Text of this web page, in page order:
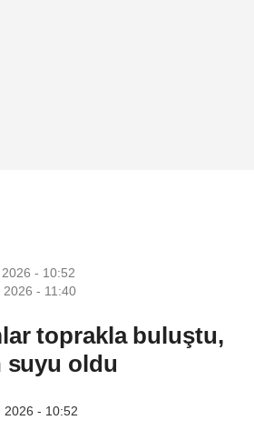
- 10:52
- 11:40
toprakla buluştu,
suyu oldu
2026 - 10:52